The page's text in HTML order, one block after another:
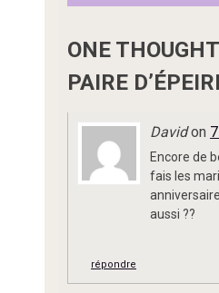
ONE
PAIRE
Davidon
Encore de
fais les
aussi ??
répondre